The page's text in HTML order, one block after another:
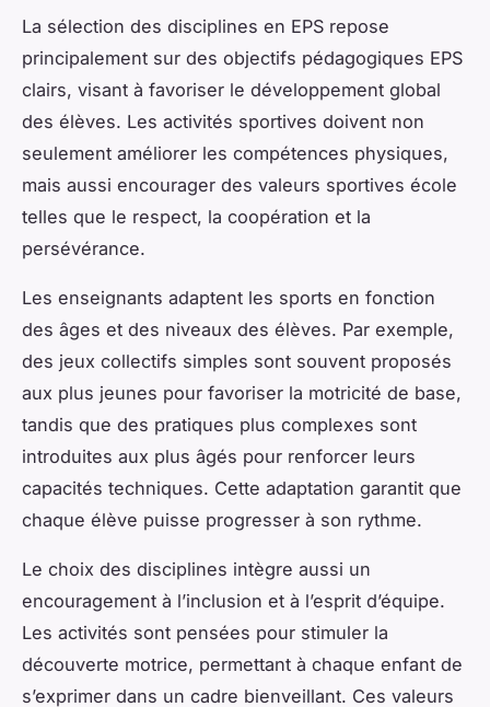
La sélection des disciplines en EPS repose
principalement sur des objectifs pédagogiques EPS
clairs, visant à favoriser le développement global
des élèves. Les activités sportives doivent non
seulement améliorer les compétences physiques,
mais aussi encourager des valeurs sportives école
telles que le respect, la coopération et la
persévérance.
Les enseignants adaptent les sports en fonction
des âges et des niveaux des élèves. Par exemple,
des jeux collectifs simples sont souvent proposés
aux plus jeunes pour favoriser la motricité de base,
tandis que des pratiques plus complexes sont
introduites aux plus âgés pour renforcer leurs
capacités techniques. Cette adaptation garantit que
chaque élève puisse progresser à son rythme.
Le choix des disciplines intègre aussi un
encouragement à l’inclusion et à l’esprit d’équipe.
Les activités sont pensées pour stimuler la
découverte motrice, permettant à chaque enfant de
s’exprimer dans un cadre bienveillant. Ces valeurs